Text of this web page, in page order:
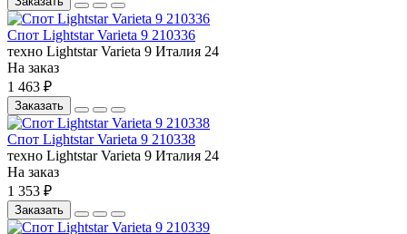
Спот Lightstar Varieta 9 210336
техно Lightstar Varieta 9 Италия 24
На заказ
1 463 ₽
Заказать
Спот Lightstar Varieta 9 210338
техно Lightstar Varieta 9 Италия 24
На заказ
1 353 ₽
Заказать